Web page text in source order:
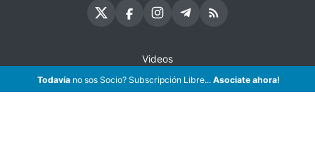
Videos
Oficios
Todavíano sos Socio? Subscripción Libre... Asociate ahora!